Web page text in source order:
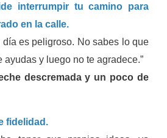
interrumpir tu camino para
en la calle.
es peligroso. No sabes lo que
ayudas y luego no te agradece.”
descremada y un poco de
fidelidad.